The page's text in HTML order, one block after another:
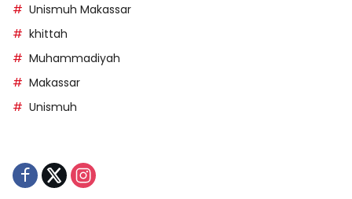
Unismuh Makassar
khittah
Muhammadiyah
Makassar
Unismuh